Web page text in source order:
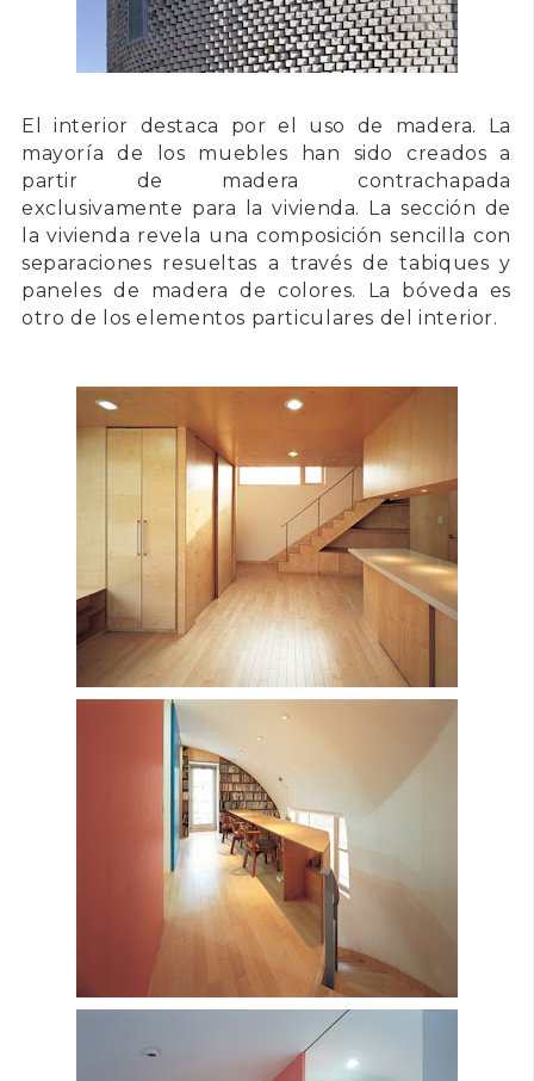
El interior destaca por el uso de madera. La
mayoría de los muebles han sido creados a
partir de madera contrachapada
exclusivamente para la vivienda. La sección de
la vivienda revela una composición sencilla con
separaciones resueltas a través de tabiques y
paneles de madera de colores. La bóveda es
otro de los elementos particulares del interior.